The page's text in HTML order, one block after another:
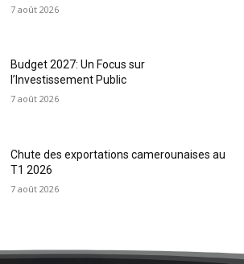
7 août 2026
Budget 2027: Un Focus sur
l’Investissement Public
7 août 2026
Chute des exportations camerounaises au
T1 2026
7 août 2026